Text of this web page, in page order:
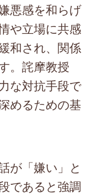
悪感を和らげ
や立場に共感
和され、関係
。詫摩教授
な対抗手段で
めるための基
が「嫌い」と
であると強調